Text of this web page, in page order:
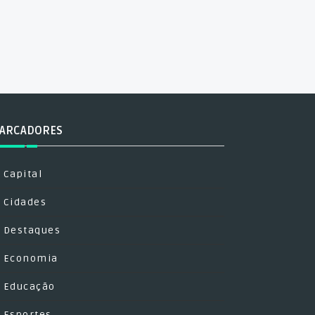
Capital
Cidades
Destaques
Economia
Educação